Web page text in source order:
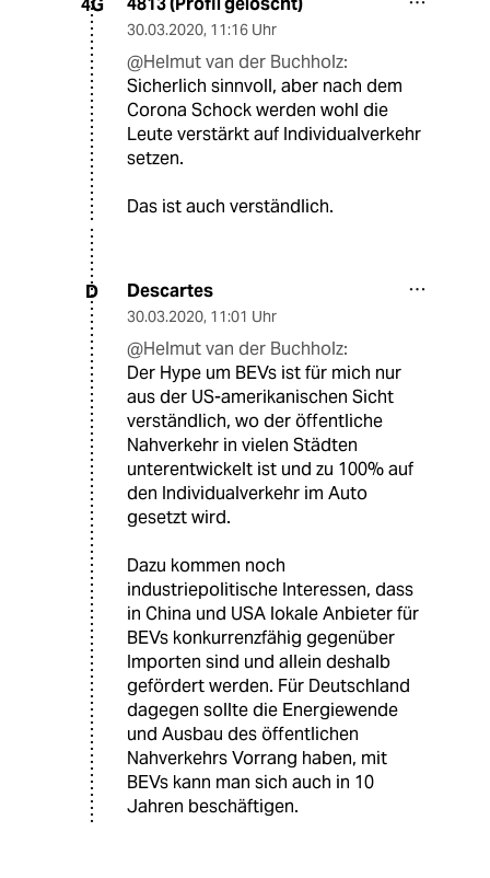
30.03.2020, 11:16 Uhr
@Helmut van der Buchholz:
Sicherlich sinnvoll, aber nach dem
Corona Schock werden wohl die
Leute verstärkt auf Individualverkehr
setzen.
Das ist auch verständlich.
D Descartes
30.03.2020, 11:01 Uhr
@Helmut van der Buchholz:
Der Hype um BEVs ist für mich nur
aus der US-amerikanischen Sicht
verständlich, wo der öffentliche
Nahverkehr in vielen Städten
unterentwickelt ist und zu 100% auf
den Individualverkehr im Auto
gesetzt wird.
Dazu kommen noch
industriepolitische Interessen, dass
in China und USA lokale Anbieter für
BEVs konkurrenzfähig gegenüber
Importen sind und allein deshalb
gefördert werden. Für Deutschland
dagegen sollte die Energiewende
und Ausbau des öffentlichen
Nahverkehrs Vorrang haben, mit
BEVs kann man sich auch in 10
Jahren beschäftigen.